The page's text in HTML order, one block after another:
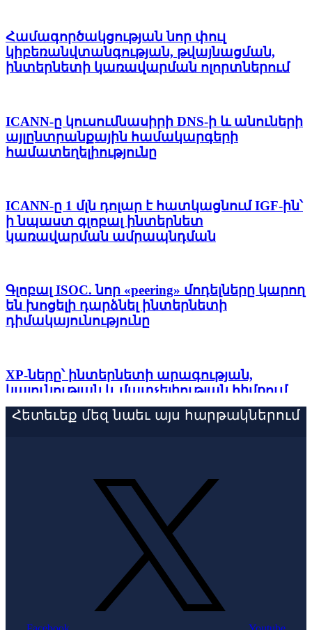
Համագործակցության նոր փուլ
կիբեռանվտանգության, թվայնացման,
ինտերնետի կառավարման ոլորտներում
ICANN-ը կուսումնասիրի DNS-ի և անուների
այլընտրանքային համակարգերի
համատեղելիությունը
ICANN-ը 1 մլն դոլար է հատկացնում IGF-ին՝
ի նպաստ գլոբալ ինտերնետ
կառավարման ամրապնդման
Գլոբալ ISOC. նոր «peering» մոդելները կարող
են խոցելի դարձնել ինտերնետի
դիմակայունությունը
XP-ները՝ ինտերնետի արագության,
կայունության և մատչելիության հիմքում
Ինտերնետի զարգացման
ռազմավարությունը՝ ICANN86 Policy Forum-
Հետեւեք մեզ նաեւ այս հարթակներում